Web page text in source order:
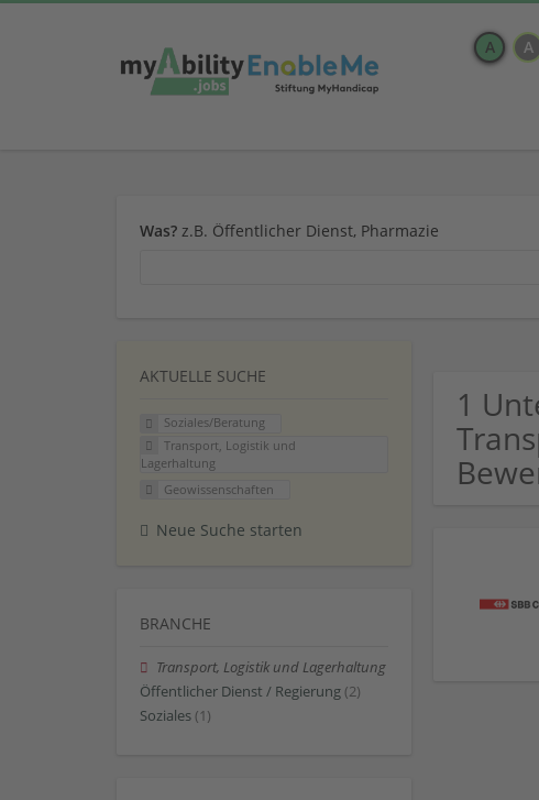
A A
Was? z.B. Öffentlicher Dienst, Pharmazie
AKTUELLE SUCHE
Soziales/Beratung
Transport, Logistik und
Lagerhaltung
Geowissenschaften
Neue Suche starten
BRANCHE
Transport, Logistik und Lagerhaltung
Öffentlicher Dienst / Regierung (2)
Soziales (1)
1